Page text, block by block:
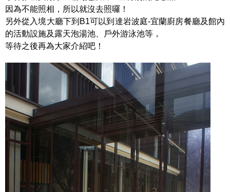
因為不能照相，所以就沒去照囉！
另外從入境大廳下到B1可以到達岩波庭-宜蘭廚房餐廳及館內
的活動設施及露天泡湯池、戶外游泳池等，
等待之後再為大家介紹吧！